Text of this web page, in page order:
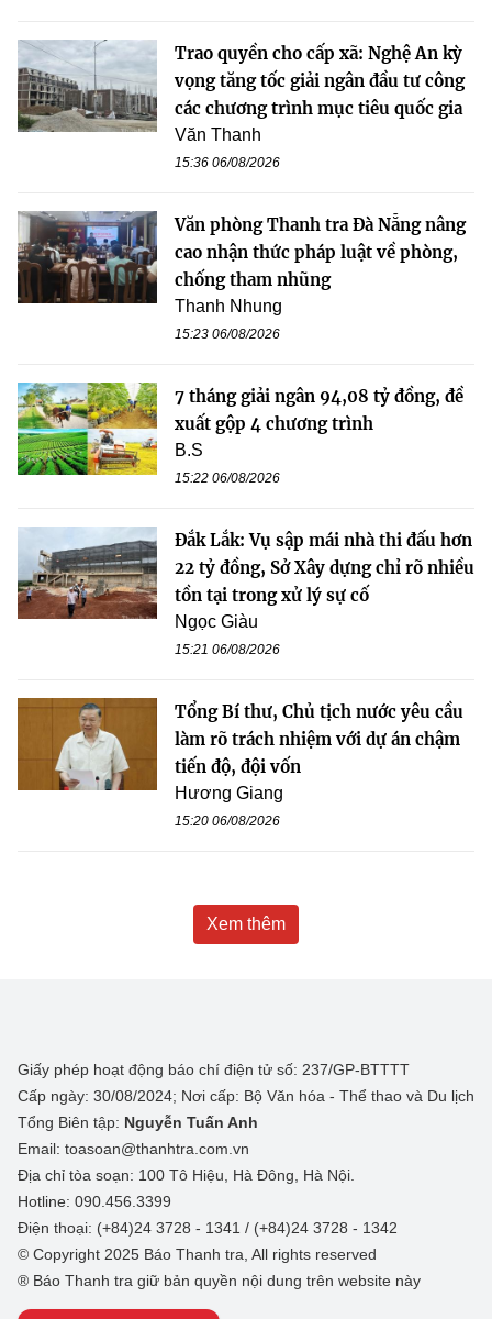
Trao quyền cho cấp xã: Nghệ An kỳ
vọng tăng tốc giải ngân đầu tư công
các chương trình mục tiêu quốc gia
Văn Thanh
15:36 06/08/2026
Văn phòng Thanh tra Đà Nẵng nâng
cao nhận thức pháp luật về phòng,
chống tham nhũng
Thanh Nhung
15:23 06/08/2026
7 tháng giải ngân 94,08 tỷ đồng, đề
xuất gộp 4 chương trình
B.S
15:22 06/08/2026
Đắk Lắk: Vụ sập mái nhà thi đấu hơn
22 tỷ đồng, Sở Xây dựng chỉ rõ nhiều
tồn tại trong xử lý sự cố
Ngọc Giàu
15:21 06/08/2026
Tổng Bí thư, Chủ tịch nước yêu cầu
làm rõ trách nhiệm với dự án chậm
tiến độ, đội vốn
Hương Giang
15:20 06/08/2026
Xem thêm
Giấy phép hoạt động báo chí điện tử số: 237/GP-BTTTT
Cấp ngày: 30/08/2024; Nơi cấp: Bộ Văn hóa - Thể thao và Du lịch
Tổng Biên tập: Nguyễn Tuấn Anh
Email: toasoan@thanhtra.com.vn
Địa chỉ tòa soạn: 100 Tô Hiệu, Hà Đông, Hà Nội.
Hotline: 090.456.3399
Điện thoại: (+84)24 3728 - 1341 / (+84)24 3728 - 1342
© Copyright 2025 Báo Thanh tra, All rights reserved
® Báo Thanh tra giữ bản quyền nội dung trên website này